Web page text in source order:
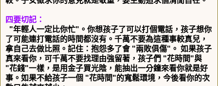
四要切記：
"年輕人一定比你忙"。你想孩子了可以打個電話， 孩子想你
了可能連打電話的時間都沒有。千萬不要為這種事較真兒，
拿自己去做比照。記住：抱怨多了會 "兩敗俱傷"。 如果孩子
真來看你，可千萬不要找理由強留著，孩子們 "花時間"與
"花錢"一樣，是用金子買光陰，能抽出一分鐘來看你就是好
事。 如果不給孩子一個 "花時間"的寬鬆環境， 今後看你的次